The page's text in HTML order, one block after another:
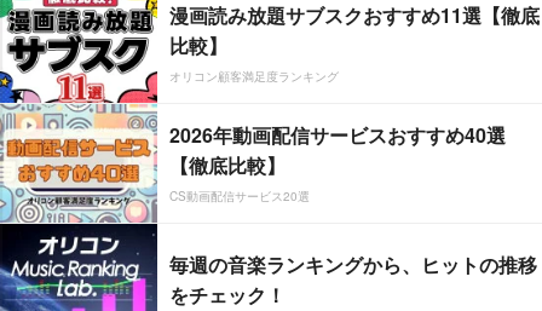
漫画読み放題サブスクおすすめ11選【徹底
比較】
オリコン顧客満足度ランキング
2026年動画配信サービスおすすめ40選
【徹底比較】
CS動画配信サービス20選
毎週の音楽ランキングから、ヒットの推移
をチェック！